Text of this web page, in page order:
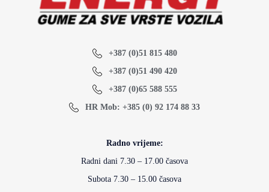
+387 (0)51 815 480
+387 (0)51 490 420
+387 (0)65 588 555
HR Mob: +385 (0) 92 174 88 33
Radno vrijeme:
Radni dani 7.30 – 17.00 časova
Subota 7.30 – 15.00 časova